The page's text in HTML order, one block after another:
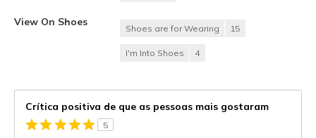
View On Shoes
Shoes are for Wearing 15
I'm Into Shoes 4
Crítica positiva de que as pessoas mais gostaram
5